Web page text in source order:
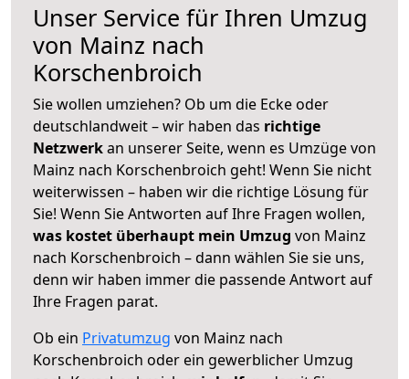
Unser Service für Ihren Umzug
von Mainz nach
Korschenbroich
Sie wollen umziehen? Ob um die Ecke oder
deutschlandweit – wir haben das richtige
Netzwerkan unserer Seite, wenn es Umzüge von
Mainz nach Korschenbroich geht! Wenn Sie nicht
weiterwissen – haben wir die richtige Lösung für
Sie! Wenn Sie Antworten auf Ihre Fragen wollen,
was kostet überhaupt mein Umzug von Mainz
nach Korschenbroich – dann wählen Sie sie uns,
denn wir haben immer die passende Antwort auf
Ihre Fragen parat.
Ob ein Privatumzug von Mainz nach
Korschenbroich oder ein gewerblicher Umzug